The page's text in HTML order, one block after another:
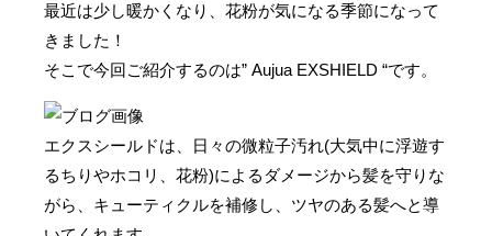
最近は少し暖かくなり、花粉が気になる季節になって
きました！
そこで今回ご紹介するのは” Aujua EXSHIELD “です。
エクスシールドは、日々の微粒子汚れ(大気中に浮遊す
るちりやホコリ、花粉)によるダメージから髪を守りな
がら、キューティクルを補修し、ツヤのある髪へと導